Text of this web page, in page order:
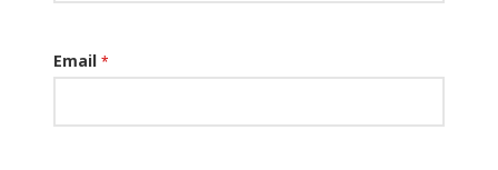
Email *